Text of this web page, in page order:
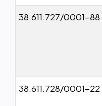
38.611.727/0001-88
38.611.728/0001-22